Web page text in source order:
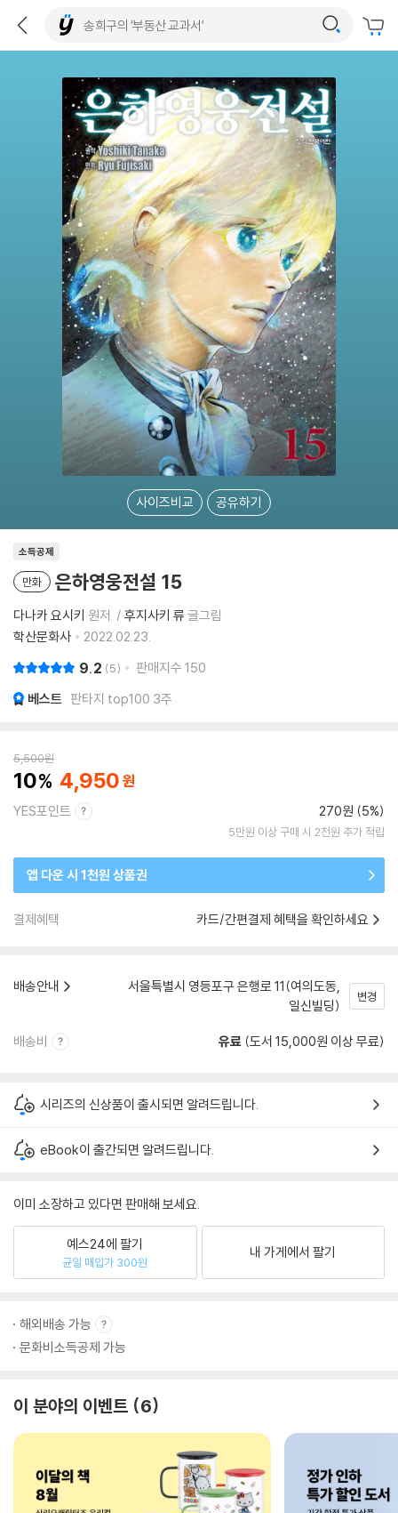
사이즈비교 공유하기
소득공제
만화 은하영웅전설 15
다나카 요시키 원저 후지사키 류 글그림
학산문화사
2022.02.23.
9.2 5 판매지수 150
베스트 판타지 top100 3주
5,500원
10 4,950
YES포인트 270원 (5%)
5만원 이상 구매 시 2천원 추가 적립
앱 다운 시 1천원 상품권
결제혜택 카드/간편결제 혜택을 확인하세요
배송안내
서울특별시 영등포구 은행로 11(여의도동,
일신빌딩)
변경
배송비 유료 (도서 15,000원 이상 무료)
시리즈의 신상품이 출시되면 알려드립니다.
eBook이 출간되면 알려드립니다.
이미 소장하고 있다면 판매해 보세요.
예스24에 팔기
균일 매입가 300원
내 가게에서 팔기
해외배송 가능
문화비소득공제 가능
이 분야의 이벤트 6